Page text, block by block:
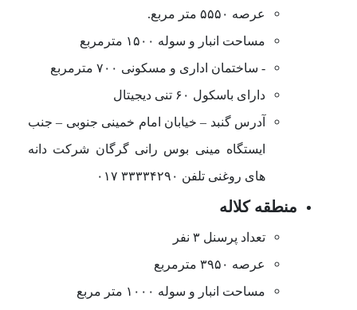
عرصه ۵۵۵۰ متر مربع.
مساحت انبار و سوله ۱۵۰۰ مترمربع
- ساختمان اداری و مسکونی ۷۰۰ مترمربع
دارای باسکول ۶۰ تنی دیجیتال
آدرس گنبد –خیابان امام خمینی جنوبی –جنب
ایستگاه مینی بوس رانی گرگان شرکت دانه
های روغنی تلفن ۳۳۳۳۴۲۹۰ ۰۱۷
منطقه کلاله
تعداد پرسنل ۳ نفر
عرصه ۳۹۵۰ مترمربع
مساحت انبار و سوله ۱۰۰۰ متر مربع